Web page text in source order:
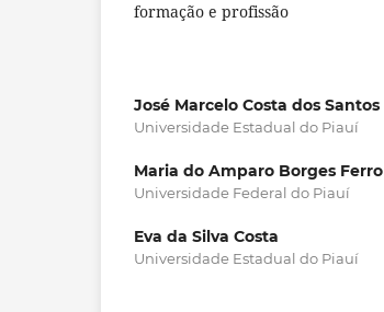
formação e profissão
José Marcelo Costa dos Santos
Universidade Estadual do Piauí
Maria do Amparo Borges Ferro
Universidade Federal do Piauí
Eva da Silva Costa
Universidade Estadual do Piauí